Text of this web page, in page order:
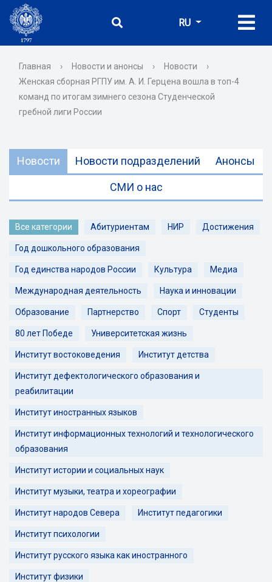
RU
Главная › Новости и анонсы › Новости
›
Женская сборная РГПУ им. А. И. Герцена вошла в топ-4
команд по итогам зимнего сезона Студенческой
гребной лиги России
Новости Новости подразделений Анонсы
СМИ о нас
Все категории Абитуриентам НИР Достижения
Год дошкольного образования
Год единства народов России Культура Медиа
Международная деятельность Наука и инновации
Образование Партнерство Спорт Студенты
80 лет Победе Университетская жизнь
Институт востоковедения Институт детства
Институт дефектологического образования и
реабилитации
Институт иностранных языков
Институт информационных технологий и технологического
образования
Институт истории и социальных наук
Институт музыки, театра и хореографии
Институт народов Севера Институт педагогики
Институт психологии
Институт русского языка как иностранного
Институт физики